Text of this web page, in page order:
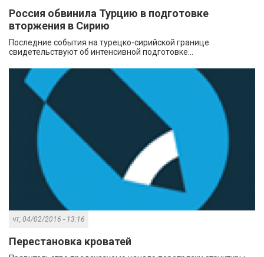
Россия обвинила Турцию в подготовке
вторжения в Сирию
Последние события на турецко-сирийской границе
свидетельствуют об интенсивной подготовке...
чт, 04/02/2016 - 13:16
Перестановка кроватей